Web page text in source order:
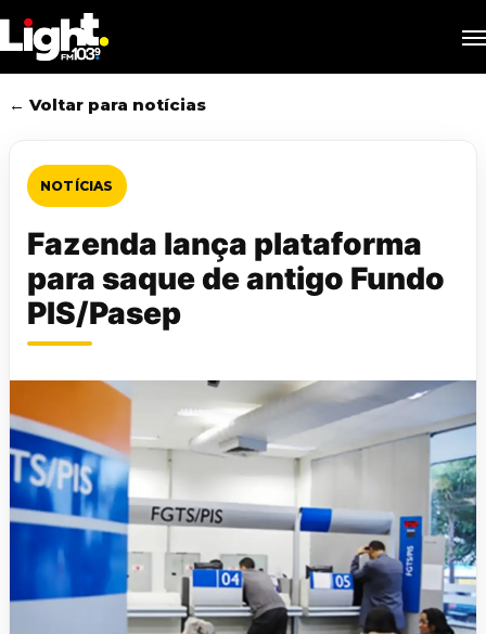
to
main
content
← Voltar para notícias
NOTÍCIAS
Fazenda lança plataforma
para saque de antigo Fundo
PIS/Pasep